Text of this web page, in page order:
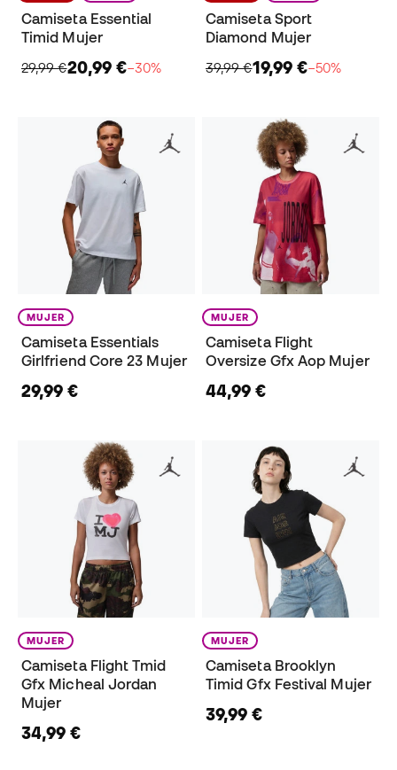
Camiseta Essential
Timid Mujer
29,99 €20,99 €−30%
Camiseta Sport
Diamond Mujer
39,99 €19,99 €−50%
MUJER
Camiseta Essentials
Girlfriend Core 23 Mujer
29,99 €
MUJER
Camiseta Flight
Oversize Gfx Aop Mujer
44,99 €
MUJER
Camiseta Flight Tmid
Gfx Micheal Jordan
Mujer
34,99 €
MUJER
Camiseta Brooklyn
Timid Gfx Festival Mujer
39,99 €